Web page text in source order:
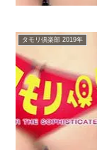
タモリ倶楽部 2019年